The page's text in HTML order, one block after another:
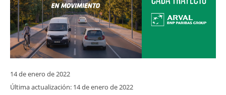
14 de enero de 2022
Última actualización: 14 de enero de 2022